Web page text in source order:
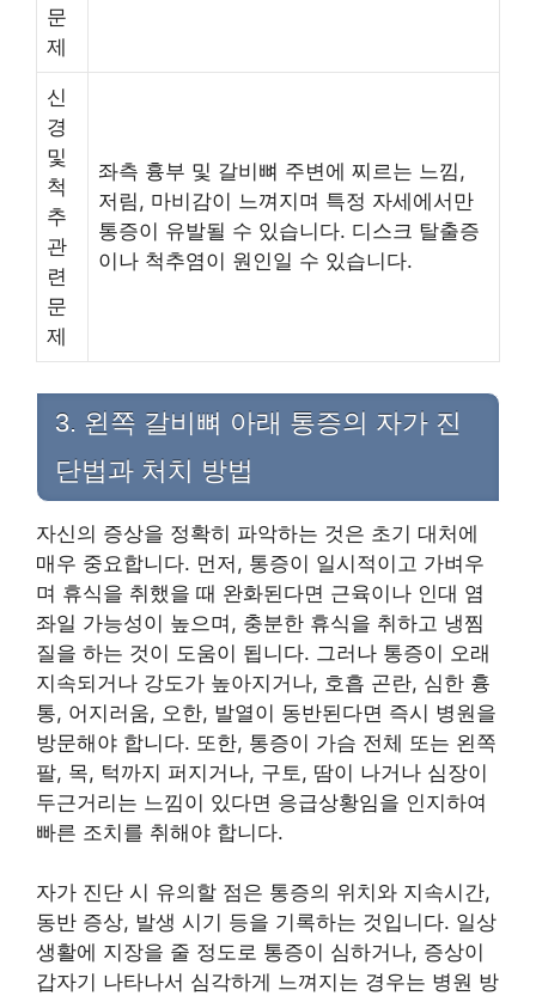
문
제
신
경
및
척
추
관
련
문
제
좌측 흉부 및 갈비뼈 주변에 찌르는 느낌,
저림, 마비감이 느껴지며 특정 자세에서만
통증이 유발될 수 있습니다. 디스크 탈출증
이나 척추염이 원인일 수 있습니다.
3. 왼쪽 갈비뼈 아래 통증의 자가 진
단법과 처치 방법
자신의 증상을 정확히 파악하는 것은 초기 대처에
매우 중요합니다. 먼저, 통증이 일시적이고 가벼우
며 휴식을 취했을 때 완화된다면 근육이나 인대 염
좌일 가능성이 높으며, 충분한 휴식을 취하고 냉찜
질을 하는 것이 도움이 됩니다. 그러나 통증이 오래
지속되거나 강도가 높아지거나, 호흡 곤란, 심한 흉
통, 어지러움, 오한, 발열이 동반된다면 즉시 병원을
방문해야 합니다. 또한, 통증이 가슴 전체 또는 왼쪽
팔, 목, 턱까지 퍼지거나, 구토, 땀이 나거나 심장이
두근거리는 느낌이 있다면 응급상황임을 인지하여
빠른 조치를 취해야 합니다.
자가 진단 시 유의할 점은 통증의 위치와 지속시간,
동반 증상, 발생 시기 등을 기록하는 것입니다. 일상
생활에 지장을 줄 정도로 통증이 심하거나, 증상이
갑자기 나타나서 심각하게 느껴지는 경우는 병원 방